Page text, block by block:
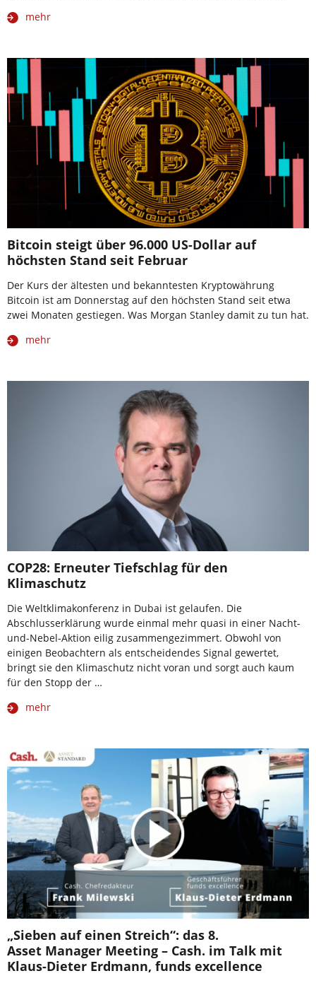
mehr
Bitcoin steigt über 96.000 US-Dollar auf
höchsten Stand seit Februar
Der Kurs der ältesten und bekanntesten Kryptowährung
Bitcoin ist am Donnerstag auf den höchsten Stand seit etwa
zwei Monaten gestiegen. Was Morgan Stanley damit zu tun hat.
mehr
COP28: Erneuter Tiefschlag für den
Klimaschutz
Die Weltklimakonferenz in Dubai ist gelaufen. Die
Abschlusserklärung wurde einmal mehr quasi in einer Nacht-
und-Nebel-Aktion eilig zusammengezimmert. Obwohl von
einigen Beobachtern als entscheidendes Signal gewertet,
bringt sie den Klimaschutz nicht voran und sorgt auch kaum
für den Stopp der …
mehr
„Sieben auf einen Streich“: das 8.
Asset Manager Meeting – Cash. im Talk mit
Klaus-Dieter Erdmann, funds excellence